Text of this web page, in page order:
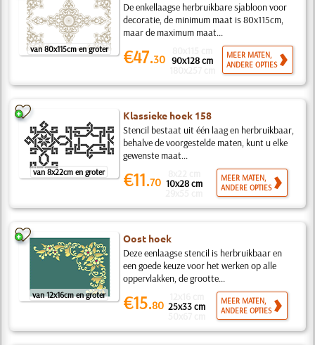
van 80x115cm en groter
De enkellaagse herbruikbare sjabloon voor
decoratie, de minimum maat is 80x115cm,
maar de maximum maat...
€47.30 90x128 cm
MEER MATEN,
ANDERE OPTIES
van 8x22cm en groter
Klassieke hoek 158
Stencil bestaat uit één laag en herbruikbaar,
behalve de voorgestelde maten, kunt u elke
gewenste maat...
€11.70 10x28 cm
MEER MATEN,
ANDERE OPTIES
van 12x16cm en groter
Oost hoek
Deze eenlaagse stencil is herbruikbaar en
een goede keuze voor het werken op alle
oppervlakken, de grootte...
€15.80 25x33 cm
MEER MATEN,
ANDERE OPTIES